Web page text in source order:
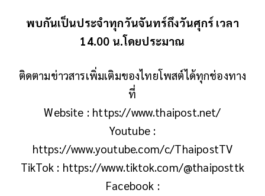
พบกันเป็นประจำทุกวันจันทร์ถึงวันศุกร์ เวลา
14.00 น.โดยประมาณ
ติดตามข่าวสารเพิ่มเติมของไทยโพสต์ได้ทุกช่องทาง
ที่
Website : https://www.thaipost.net/
Youtube :
https://www.youtube.com/c/ThaipostTV
TikTok : https://www.tiktok.com/@thaiposttk
Facebook :